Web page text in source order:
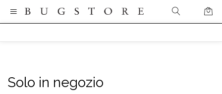
Solo in negozio